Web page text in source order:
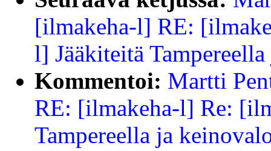
[ilmakeha-l] RE:
l] Jääkiteitä
Kommentoi: Martti
RE: [ilmakeha-l] Re:
Tampereella ja